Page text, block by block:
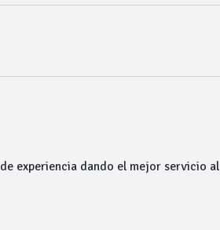
experiencia dando el mejor servicio al